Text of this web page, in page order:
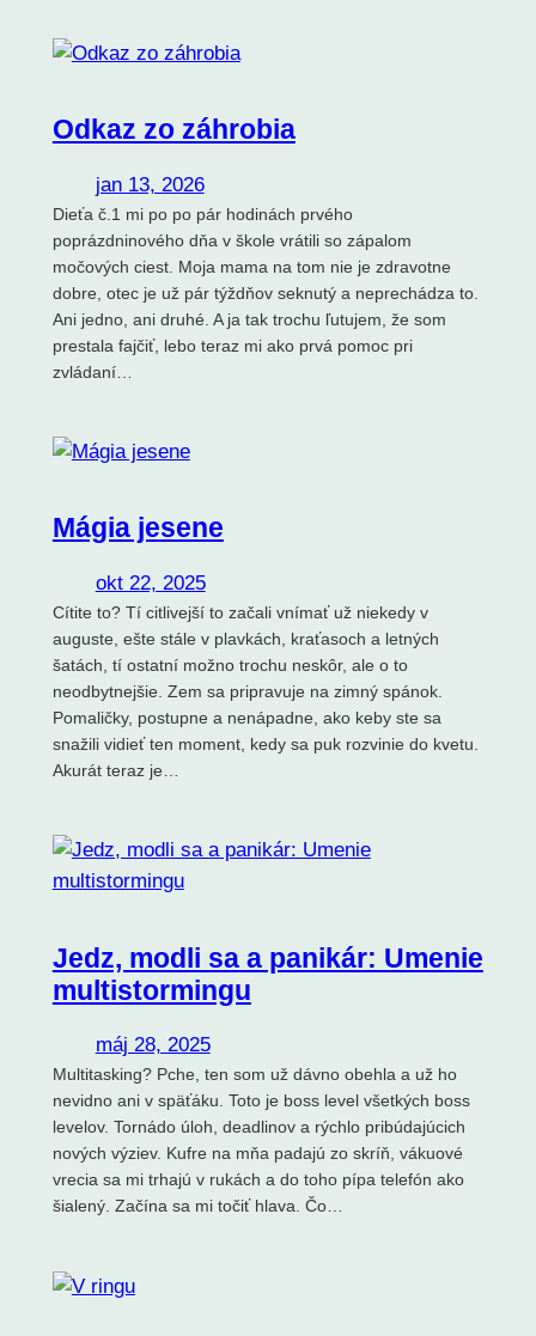
Odkaz zo záhrobia
jan 13, 2026
Dieťa č.1 mi po po pár hodinách prvého
poprázdninového dňa v škole vrátili so zápalom
močových ciest. Moja mama na tom nie je zdravotne
dobre, otec je už pár týždňov seknutý a neprechádza to.
Ani jedno, ani druhé. A ja tak trochu ľutujem, že som
prestala fajčiť, lebo teraz mi ako prvá pomoc pri
zvládaní…
Mágia jesene
okt 22, 2025
Cítite to? Tí citlivejší to začali vnímať už niekedy v
auguste, ešte stále v plavkách, kraťasoch a letných
šatách, tí ostatní možno trochu neskôr, ale o to
neodbytnejšie. Zem sa pripravuje na zimný spánok.
Pomaličky, postupne a nenápadne, ako keby ste sa
snažili vidieť ten moment, kedy sa puk rozvinie do kvetu.
Akurát teraz je…
Jedz, modli sa a panikár: Umenie
multistormingu
máj 28, 2025
Multitasking? Pche, ten som už dávno obehla a už ho
nevidno ani v späťáku. Toto je boss level všetkých boss
levelov. Tornádo úloh, deadlinov a rýchlo pribúdajúcich
nových výziev. Kufre na mňa padajú zo skríň, vákuové
vrecia sa mi trhajú v rukách a do toho pípa telefón ako
šialený. Začína sa mi točiť hlava. Čo…